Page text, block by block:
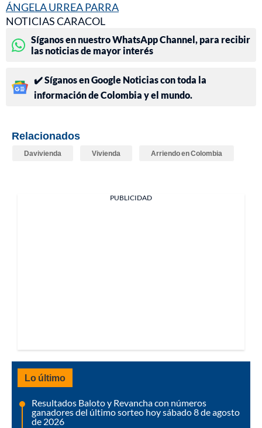
ÁNGELA URREA PARRA
NOTICIAS CARACOL
Síganos en nuestro WhatsApp Channel, para recibir
las noticias de mayor interés
✔️ Síganos en Google Noticias con toda la
información de Colombia y el mundo.
Relacionados
Davivienda Vivienda Arriendo en Colombia
PUBLICIDAD
Lo último
Resultados Baloto y Revancha con números
ganadores del último sorteo hoy sábado 8 de agosto
de 2026